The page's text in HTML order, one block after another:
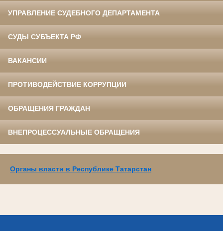
УПРАВЛЕНИЕ СУДЕБНОГО ДЕПАРТАМЕНТА
СУДЫ СУБЪЕКТА РФ
ВАКАНСИИ
ПРОТИВОДЕЙСТВИЕ КОРРУПЦИИ
ОБРАЩЕНИЯ ГРАЖДАН
ВНЕПРОЦЕССУАЛЬНЫЕ ОБРАЩЕНИЯ
Органы власти в Республике Татарстан